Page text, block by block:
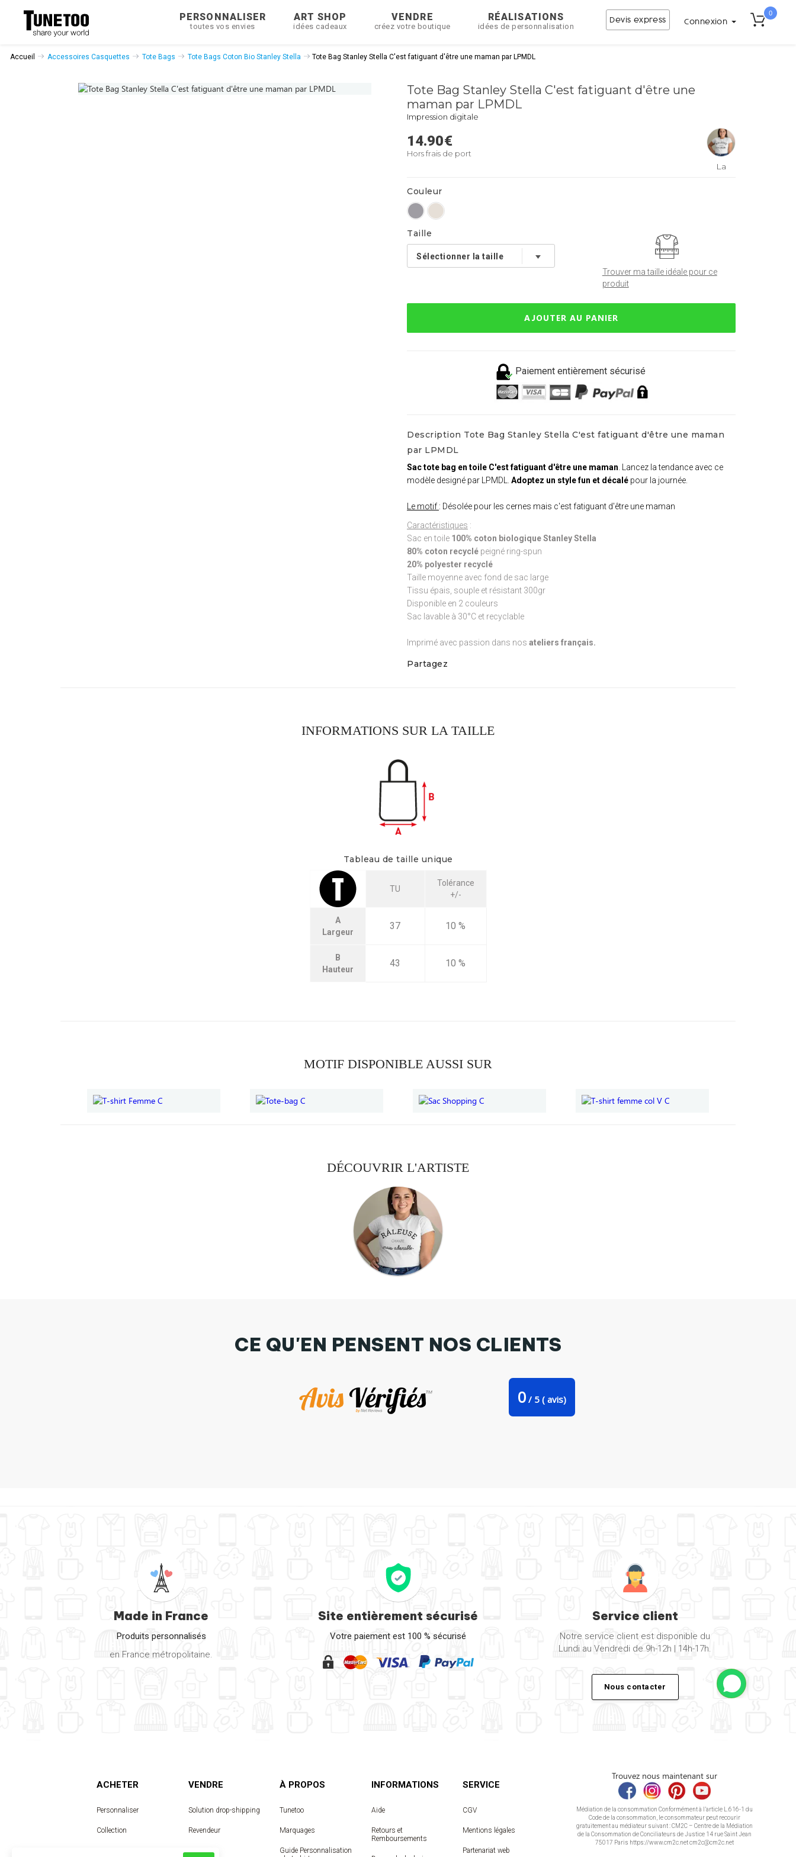
PERSONNALISER
toutes vos envies
ART SHOP
idées cadeaux
VENDRE
créez votre boutique
RÉALISATIONS
idées de personnalisation
Devis express Connexion
0
Accueil Accessoires Casquettes Tote Bags Tote Bags Coton Bio Stanley Stella Tote Bag Stanley Stella C'est fatiguant d'être une maman par LPMDL
Tote Bag Stanley Stella C'est fatiguant d'être une
maman par LPMDL
Impression digitale
14.90€
Hors frais de port
La
Couleur
Taille
Trouver ma taille idéale pour ce
produit
AJOUTER AU PANIER
Paiement entièrement sécurisé
Description Tote Bag Stanley Stella C'est fatiguant d'être une maman
par LPMDL
Sac tote bag en toile C'est fatiguant d'être une maman . Lancez la tendance avec ce
modèle designé par LPMDL. Adoptez un style fun et décalé pour la journée.
Le motif : Désolée pour les cernes mais c'est fatiguant d'être une maman
Caractéristiques :
Sac en toile 100% coton biologique Stanley Stella
80% coton recyclé peigné ring-spun
20% polyester recyclé
Taille moyenne avec fond de sac large
Tissu épais, souple et résistant 300gr
Disponible en 2 couleurs
Sac lavable à 30°C et recyclable
Imprimé avec passion dans nos ateliers français.
Partagez
INFORMATIONS SUR LA TAILLE
Tableau de taille unique
TU
Tolérance
+/-
A
Largeur
37 10 %
B
Hauteur
43 10 %
MOTIF DISPONIBLE AUSSI SUR
DÉCOUVRIR L'ARTISTE
CE QU'EN PENSENT NOS CLIENTS
0 / 5 ( avis)
Made in France
Produits personnalisés
en France métropolitaine.
Site entièrement sécurisé
Votre paiement est 100 % sécurisé
Service client
Notre service client est disponible du
Lundi au Vendredi de 9h-12h | 14h-17h.
Nous contacter
ACHETER
Personnaliser
Collection
VENDRE
Solution drop-shipping
Revendeur
Designer
À PROPOS
Tunetoo
Marquages
Guide Personnalisation
INFORMATIONS
Aide
Retours et
Remboursements
SERVICE
CGV
Mentions légales
Partenariat web
Trouvez nous maintenant sur
Médiation de la consommation Conformément à l’article L.616-1 du
Code de la consommation, le consommateur peut recourir
gratuitement au médiateur suivant : CM2C – Centre de la Médiation
de la Consommation de Conciliateurs de Justice 14 rue Saint Jean
75017 Paris https://www.cm2c.net cm2c@cm2c.net